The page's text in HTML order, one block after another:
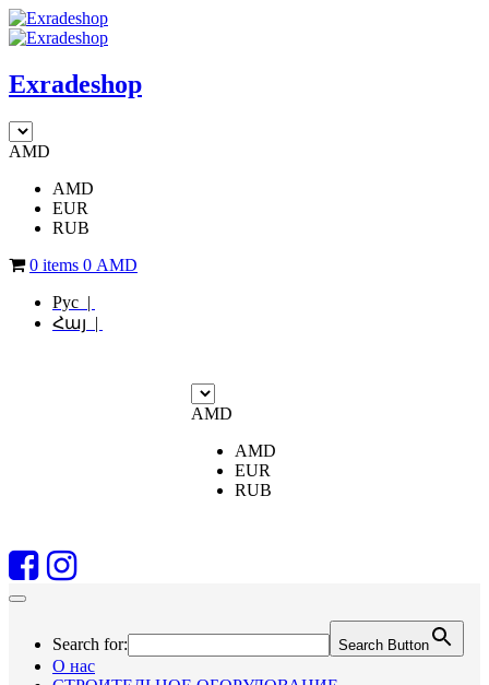
Exradeshop
AMD
AMD
EUR
RUB
0 items 0 AMD
Рус |
Հայ |
AMD
AMD
EUR
RUB
Search for: Search Button
О нас